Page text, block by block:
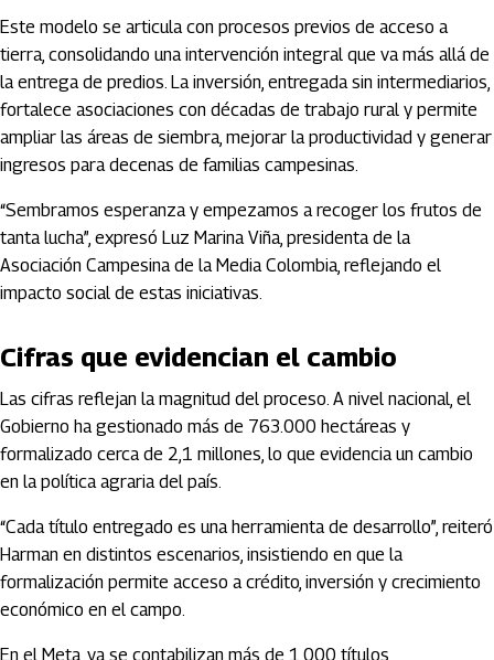
Este modelo se articula con procesos previos de acceso a
tierra, consolidando una intervención integral que va más allá de
la entrega de predios. La inversión, entregada sin intermediarios,
fortalece asociaciones con décadas de trabajo rural y permite
ampliar las áreas de siembra, mejorar la productividad y generar
ingresos para decenas de familias campesinas.
“Sembramos esperanza y empezamos a recoger los frutos de
tanta lucha”, expresó Luz Marina Viña, presidenta de la
Asociación Campesina de la Media Colombia, reflejando el
impacto social de estas iniciativas.
Cifras que evidencian el cambio
Las cifras reflejan la magnitud del proceso. A nivel nacional, el
Gobierno ha gestionado más de 763.000 hectáreas y
formalizado cerca de 2,1 millones, lo que evidencia un cambio
en la política agraria del país.
“Cada título entregado es una herramienta de desarrollo”, reiteró
Harman en distintos escenarios, insistiendo en que la
formalización permite acceso a crédito, inversión y crecimiento
económico en el campo.
En el Meta, ya se contabilizan más de 1.000 títulos